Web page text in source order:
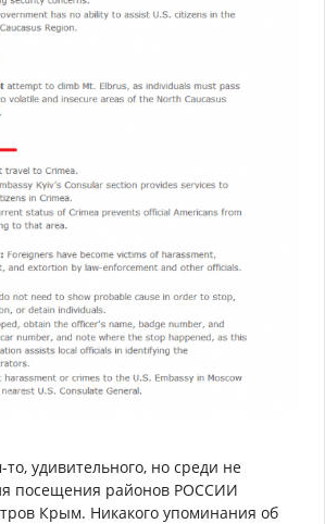
удивительного, но среди не
посещения районов РОССИИ
Крым. Никакого упоминания об